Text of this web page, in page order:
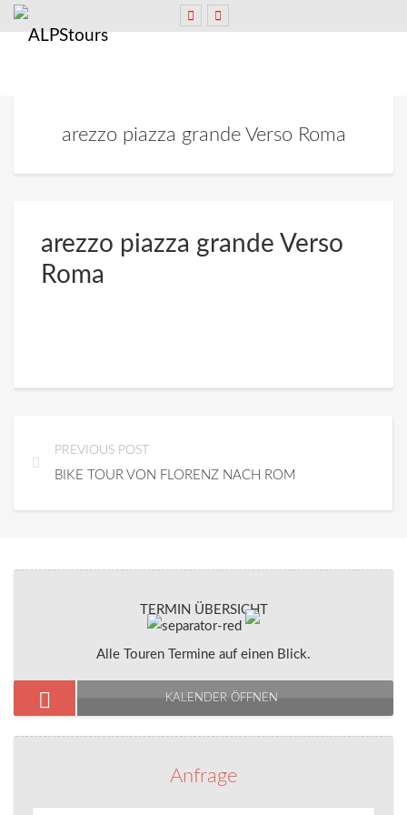
arezzo piazza grande Verso Roma
arezzo piazza grande Verso
Roma
PREVIOUS POST
BIKE TOUR VON FLORENZ NACH ROM
TERMIN ÜBERSICHT
Alle Touren Termine auf einen Blick.
KALENDER ÖFFNEN
Anfrage